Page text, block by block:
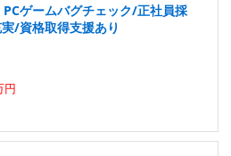
PCゲームバグチェック/正社員採
/資格取得支援あり
円